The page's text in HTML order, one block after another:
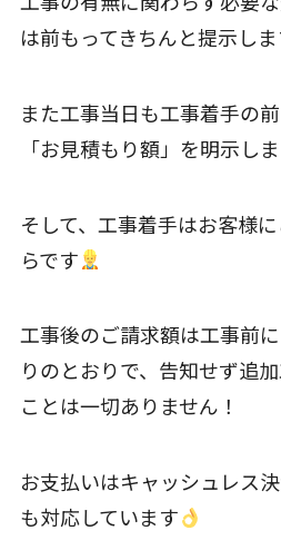
は前もってきちんと提示しま
また工事当日も工事着手の
「お見積もり額」を明示しま
そして、工事着手はお客様
らです
工事後のご請求額は工事前
りのとおりで、告知せず追
ことは一切ありません！
お支払いはキャッシュレス
も対応しています